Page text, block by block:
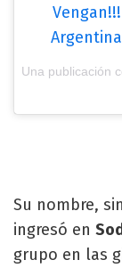
Una publicación
Su nombre,
ingresó en
grupo en las